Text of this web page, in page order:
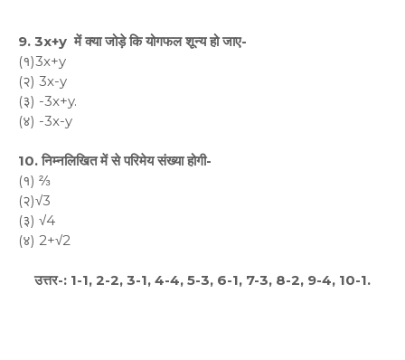
9. 3x+y में क्या जोड़े कि योगफल शून्य हो जाए-
(१)3x+y
(२) 3x-y
(३) -3x+y.
(४) -3x-y
10. निम्नलिखित में से परिमेय संख्या होगी-
(१) ⅔
(२)√3
(३) √4
(४) 2+√2
उत्तर-: 1-1, 2-2, 3-1, 4-4, 5-3, 6-1, 7-3, 8-2, 9-4, 10-1.